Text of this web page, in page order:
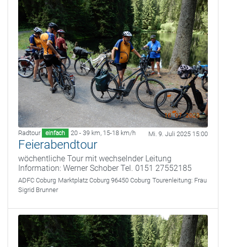
Radtour einfach 20 - 39 km, 15-18 km/h Mi. 9. Juli 2025 15:00
Feierabendtour
wöchentliche Tour mit wechselnder Leitung
Information: Werner Schober Tel. 0151 27552185
ADFC Coburg Marktplatz Coburg 96450 Coburg Tourenleitung: Frau
Sigrid Brunner